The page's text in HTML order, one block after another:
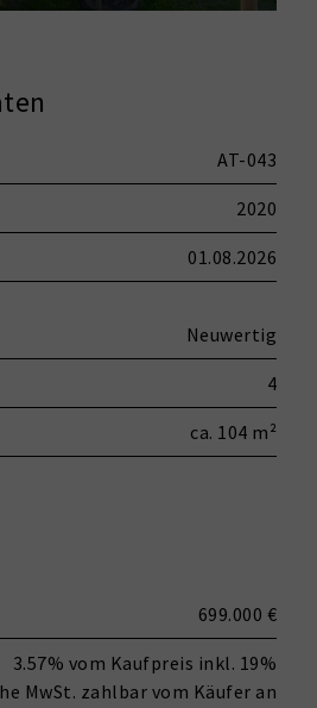
AT-043
2020
01.08.2026
Neuwertig
4
ca. 104 m²
699.000 €
3.57% vom Kaufpreis inkl. 19%
MwSt. zahlbar vom Käufer an